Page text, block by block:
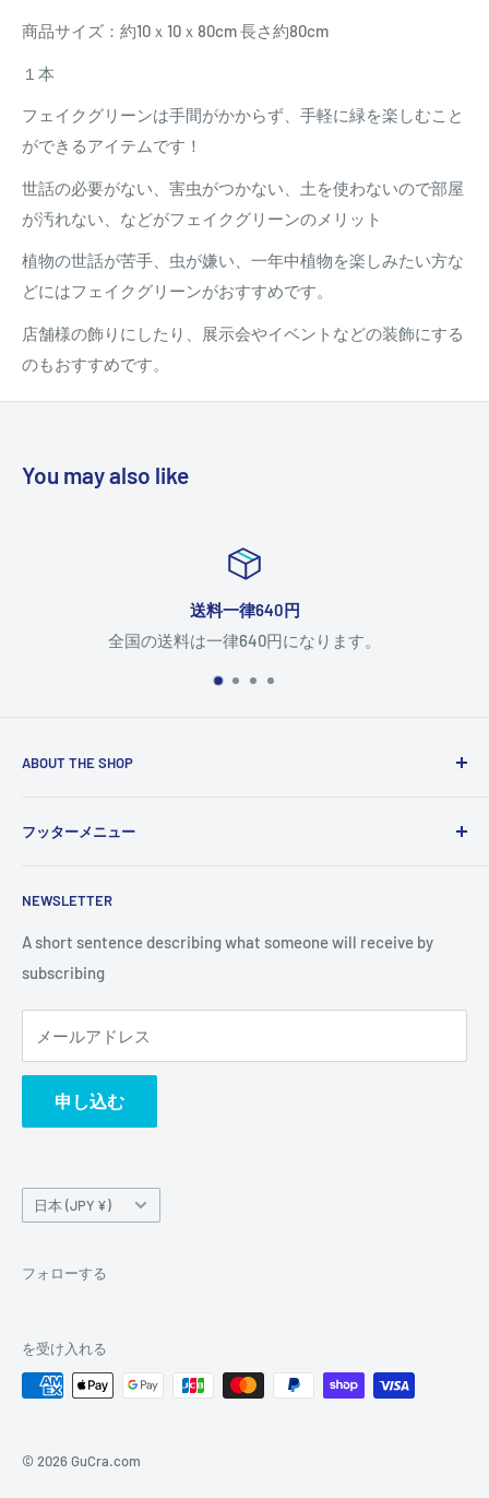
商品サイズ：約10ｘ10ｘ80cm 長さ約80cm
１本
フェイクグリーンは手間がかからず、手軽に緑を楽しむこと
ができるアイテムです！
世話の必要がない、害虫がつかない、土を使わないので部屋
が汚れない、などがフェイクグリーンのメリット
植物の世話が苦手、虫が嫌い、一年中植物を楽しみたい方な
どにはフェイクグリーンがおすすめです。
店舗様の飾りにしたり、展示会やイベントなどの装飾にする
のもおすすめです。
You may also like
返品については
ABOUT THE SHOP
and vision. You can change it in the theme settings.
フッターメニュー
NEWSLETTER
A short sentence describing what someone will receive by
subscribing
メールアドレス
申し込む
国/
地
日本 (JPY ¥)
フォローする
を受け入れる
© 2026 GuCra.com